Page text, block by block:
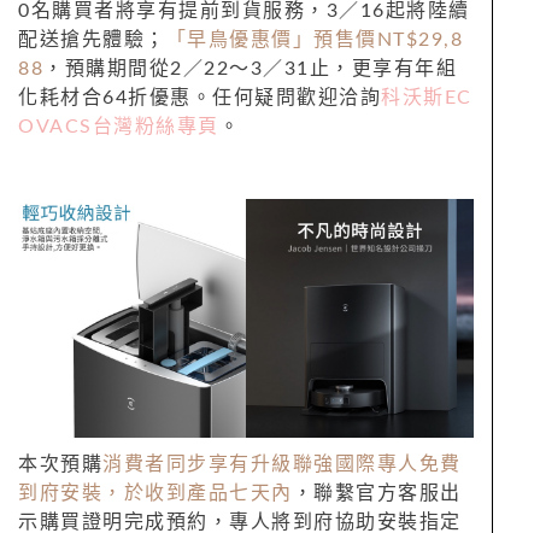
0名購買者將享有提前到貨服務，3／16起將陸續
配送搶先體驗；
「早鳥優惠價」預售價NT$29,8
88 ，預購期間從2／22～3／31止，更享有年組
化耗材合64折優惠。任何疑問歡迎洽詢科沃斯EC
OVACS台灣粉絲專頁 。
本次預購消費者同步享有升級聯強國際專人免費
到府安裝，於收到產品七天內 ，聯繫官方客服出
示購買證明完成預約，專人將到府協助安裝指定